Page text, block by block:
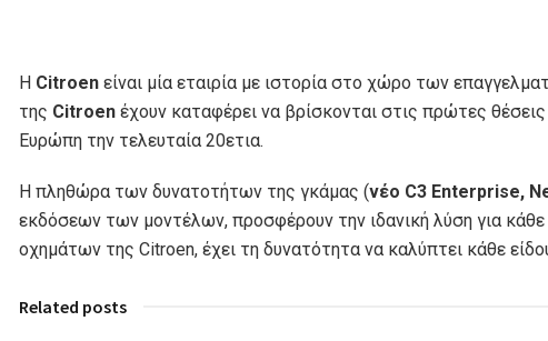
H Citroen είναι μία εταιρία με ιστορία στο χώρο των
της Citroen έχουν καταφέρει να βρίσκονται στις πρώτες
Ευρώπη την τελευταία 20ετια.
Η πληθώρα των δυνατοτήτων της γκάμας (νέο C3 Enterprise,
εκδόσεων των μοντέλων, προσφέρουν την ιδανική λύση για
οχημάτων της Citroen, έχει τη δυνατότητα να καλύπτει κάθε
Related posts